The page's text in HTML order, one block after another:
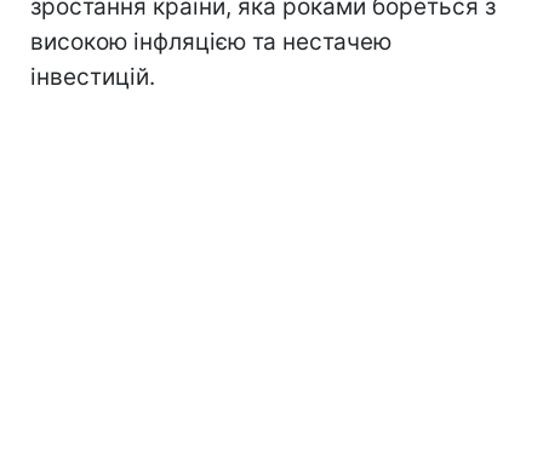
зростання країни, яка роками бореться з
високою інфляцією та нестачею
інвестицій.